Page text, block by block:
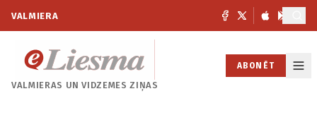
VALMIERA
VALMIERAS UNVIDZEMES ZIŅAS
ABONĒT